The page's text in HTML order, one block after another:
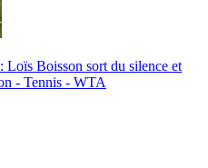
Loïs Boisson sort du silence et
- Tennis - WTA